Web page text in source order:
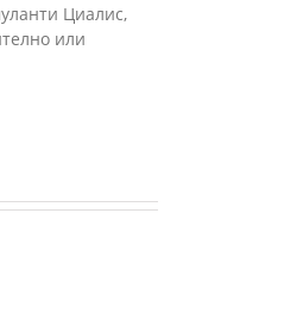
Циалис,
или